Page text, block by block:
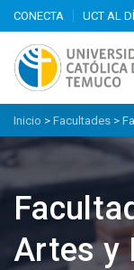
Inicio > Facultades >
Artes y
Descripción